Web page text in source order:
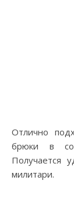
Отлично
брюки в
Получается
милитари.